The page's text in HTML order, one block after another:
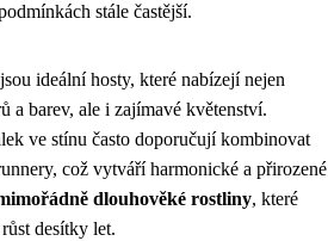
stále častější.
ideální hosty, které nabízejí nejen
a barev, ale i zajímavé květenství.
ve stínu často doporučují kombinovat
což vytváří harmonické a přirozené
dlouhověké rostliny, které
desítky let.